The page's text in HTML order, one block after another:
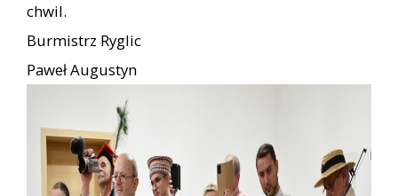
chwil.
Burmistrz Ryglic
Paweł Augustyn